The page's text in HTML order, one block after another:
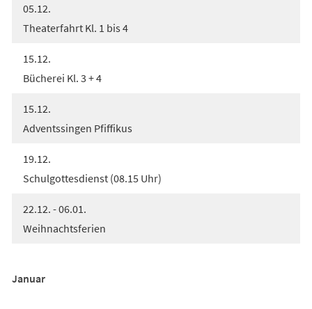
05.12.
Theaterfahrt Kl. 1 bis 4
15.12.
Bücherei Kl. 3 + 4
15.12.
Adventssingen Pfiffikus
19.12.
Schulgottesdienst (08.15 Uhr)
22.12. - 06.01.
Weihnachtsferien
Januar